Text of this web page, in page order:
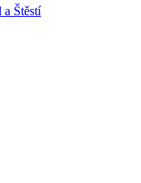
Štěstí